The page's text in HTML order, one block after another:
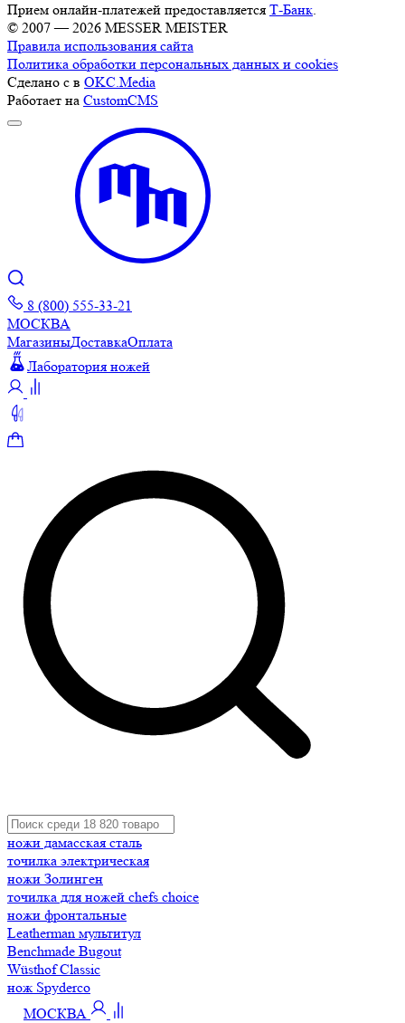
Прием онлайн-платежей предоставляется Т-Банк.
© 2007 — 2026 MESSER MEISTER
Правила использования сайта
Политика обработки персональных данных и cookies
Сделано с в OKC.Media
Работает на CustomCMS
8 (800) 555-33-21
МОСКВА
МагазиныДоставкаОплата
Лаборатория ножей
ножи дамасская сталь
точилка электрическая
ножи Золинген
точилка для ножей chefs choice
ножи фронтальные
Leatherman мультитул
Benchmade Bugout
Wüsthof Classic
нож Spyderco
МОСКВА